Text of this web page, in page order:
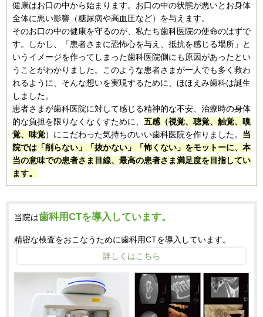
健康はお口の中から始まります。お口の中の状態が悪いとお身体
全体に悪い影響（糖尿病や高血圧など）を与えます。
そのお口の中の健康を守るのが、私たち歯科医院の使命のはずで
す。しかし、「患者さまに恐怖心を与え、抵抗を感じる場所」と
いうイメージを作ってしまった歯科医院側にも原因があったとい
うことがわかりました。このような患者さまが一人でも多く救わ
れるように、そんな想いを実現するために、ほほえみ歯科は誕生
しました。
患者さまが歯科医院に対して感じる精神的な不安、治療時の身体
的な負担を限りなくなくすために、 五感（視覚、聴覚、触覚、嗅
覚、味覚）にこだわった気持ちのいい歯科医院を作りました。 当
院では「削らない」「抜かない」「怖くない」をモットーに、本
当の意味での患者さま目線、最高の患者さま満足度を目指してい
ます。
当院は歯科用CTを導入しています。
精密な検査をおこなうために歯科用CTを導入しています。
詳しくはこちら